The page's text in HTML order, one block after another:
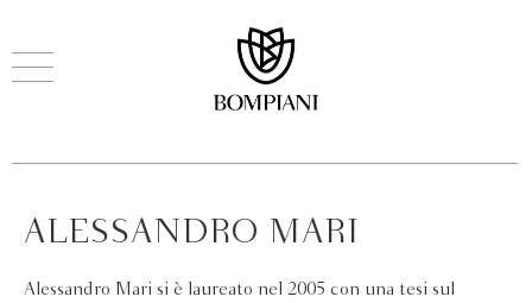
ALESSANDRO MARI
Alessandro Mari si è laureato nel 2005 con una tesi sul